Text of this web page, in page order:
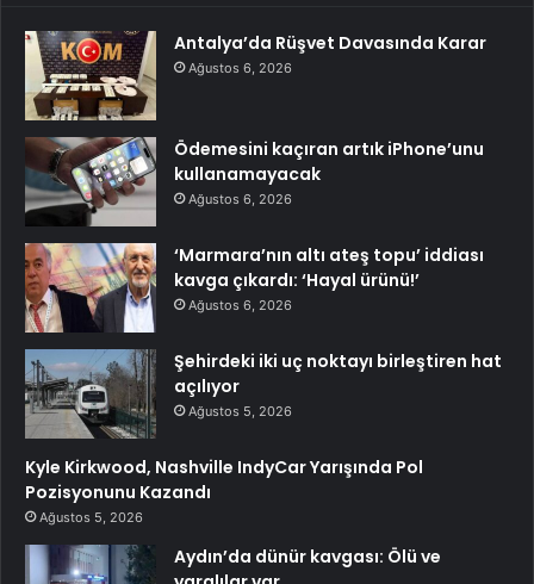
Antalya’da Rüşvet Davasında Karar
Ağustos 6, 2026
Ödemesini kaçıran artık iPhone’unu
kullanamayacak
Ağustos 6, 2026
‘Marmara’nın altı ateş topu’ iddiası
kavga çıkardı: ‘Hayal ürünü!’
Ağustos 6, 2026
Şehirdeki iki uç noktayı birleştiren hat
açılıyor
Ağustos 5, 2026
Kyle Kirkwood, Nashville IndyCar Yarışında Pol
Pozisyonunu Kazandı
Ağustos 5, 2026
Aydın’da dünür kavgası: Ölü ve